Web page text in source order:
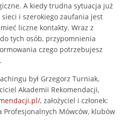
A kiedy trudna sytuacja już
i szerokiego zaufania jest
liczne kontakty. Wraz z
tych osób, przypomnienia
czego potrzebujesz
był Grzegorz Turniak,
Akademii Rekomendacji,
, założyciel i członek:
Profesjonalnych Mówców, klubów